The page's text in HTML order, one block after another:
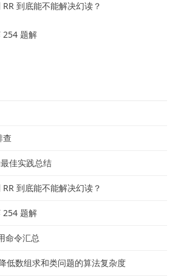
到底能不能解决幻读？
254 题解
查
佳实践总结
到底能不能解决幻读？
254 题解
命令汇总
低数组求和类问题的算法复杂度